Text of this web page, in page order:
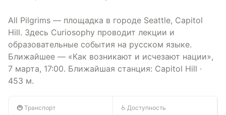
All Pilgrims — площадка в городе Seattle, Capitol
Hill. Здесь Curiosophy проводит лекции и
образовательные события на русском языке.
Ближайшее — «Как возникают и исчезают нации»,
7 марта, 17:00. Ближайшая станция: Capitol Hill ·
453 м.
🚇 Транспорт ♿ Доступность